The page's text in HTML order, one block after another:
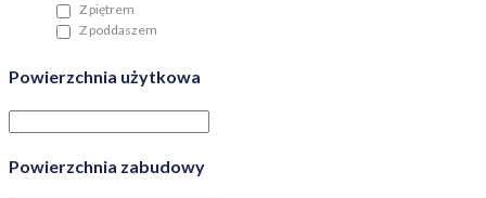
Z piętrem
Z poddaszem
Powierzchnia użytkowa
Powierzchnia zabudowy